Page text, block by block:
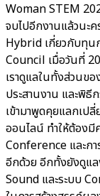
Woman STEM
จบไปอีกงานแล้วนะ
Hybrid เกี่ยวกับทุ
Council เมื่อวันที่
เราดูแลในทั้งส่วนข
ประสานงาน และพิ
เข้ามาพูดคุยแลกเป
ออนไลน์ ทำให้ต้องมี
Conference และก
อีกด้วย อีกทั้งยังดูแ
Sound และระบบ